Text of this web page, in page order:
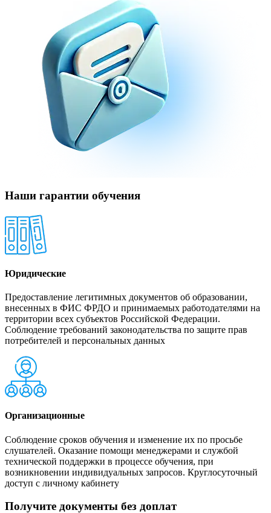
Наши гарантии обучения
Юридические
Предоставление легитимных документов об образовании,
внесенных в ФИС ФРДО и принимаемых работодателями на
территории всех субъектов Российской Федерации.
Соблюдение требований законодательства по защите прав
потребителей и персональных данных
Организационные
Соблюдение сроков обучения и изменение их по просьбе
слушателей. Оказание помощи менеджерами и службой
технической поддержки в процессе обучения, при
возникновении индивидуальных запросов. Круглосуточный
доступ с личному кабинету
Получите документы без доплат